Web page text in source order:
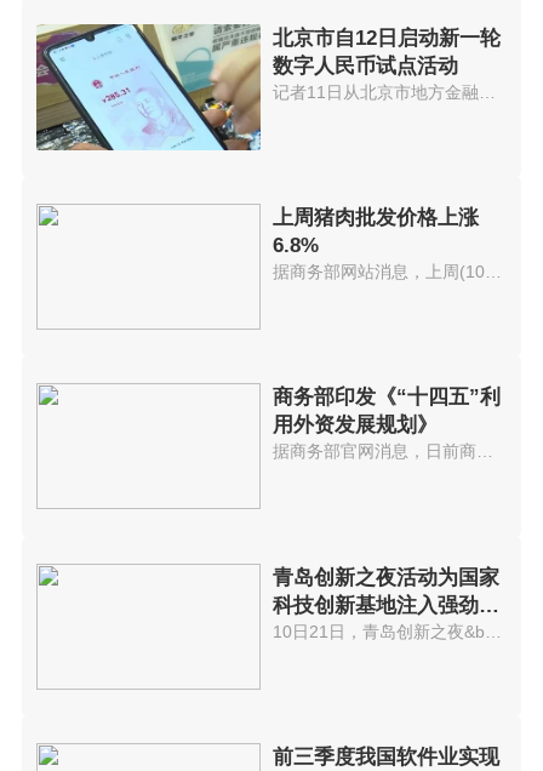
北京市自12日启动新一轮
数字人民币试点活动
上周猪肉批发价格上涨
6.8%
据商务部网站消息，上周(10月11...
商务部印发《“十四五”利
用外资发展规划》
据商务部官网消息，日前商务部印...
青岛创新之夜活动为国家
科技创新基地注入强劲动
能
前三季度我国软件业实现